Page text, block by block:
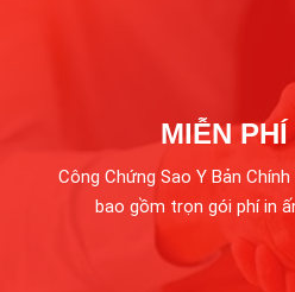
MIỄN
Công Chứng Sao Y Bản
bao gồm trọn gói phí in